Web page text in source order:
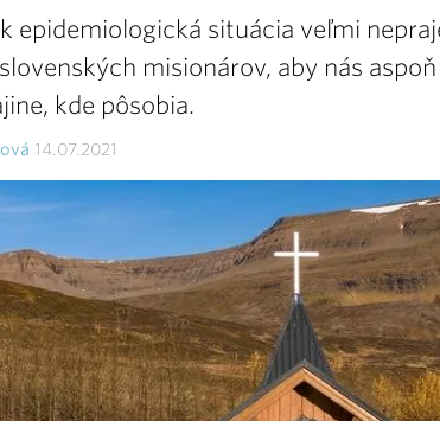
epidemiologická situácia veľmi
misionárov, aby nás
kde pôsobia.
14.07.2021